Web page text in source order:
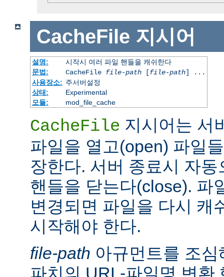
CacheFile 지시어
설명:
시작시 여러 파일 핸들을 캐쉬한다
문법:
CacheFile file-path[file-path] ...
사용장소: 주서버설정
상태:
Experimental
모듈:
mod_file_cache
CacheFile 지시어는 서
파일을 열고(open) 파일
장한다. 서버 종료시 자
핸들을 닫는다(close). 파
변경되면 파일을 다시 캐
시작해야 한다.
file-path 아규먼트를 조
파치의 URL-파일명 변환